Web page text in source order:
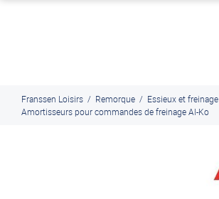
Franssen Loisirs / Remorque / Essieux et freinage
Amortisseurs pour commandes de freinage Al-Ko